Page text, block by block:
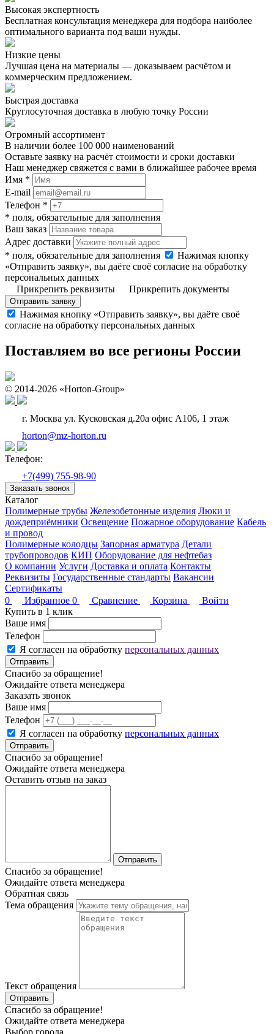
Высокая экспертность
Бесплатная консультация менеджера для подбора наиболее
оптимального варианта под ваши нужды.
Низкие цены
Лучшая цена на материалы — доказываем расчётом и
коммерческим предложением.
Быстрая доставка
Круглосуточная доставка в любую точку России
Огромный ассортимент
В наличии более 100 000 наименований
Оставьте заявку на расчёт стоимости и сроки доставки
Наш менеджер свяжется с вами в ближайшее рабочее время
Имя *
E-mail
Телефон *
* поля, обязательные для заполнения
Ваш заказ
Адрес доставки
* поля, обязательные для заполнения
Нажимая кнопку
«Отправить заявку», вы даёте своё согласие на обработку
персональных данных
Прикрепить реквизиты
Прикрепить документы
Отправить заявку
Нажимая кнопку «Отправить заявку», вы даёте своё
согласие на обработку персональных данных
Поставляем во все регионы России
© 2014-2026 «Horton-Group»
г. Москва ул. Кусковская д.20а офис А106, 1 этаж
horton@mz-horton.ru
Телефон:
+7(499) 755-98-90
Заказать звонок
Каталог
Полимерные трубы Железобетонные изделия Люки и
дождеприёмники Освещение Пожарное оборудование Кабель
и провод
Полимерные колодцы Запорная арматура Детали
трубопроводов КИП Оборудование для нефтебаз
О компании Услуги Доставка и оплата Контакты
Реквизиты Государственные стандарты Вакансии
Сертификаты
0
Избранное 0 Сравнение Корзина
Войти
Купить в 1 клик
Ваше имя
Телефон
Я согласен на обработку персональных данных
Отправить
Спасибо за обращение!
Ожидайте ответа менеджера
Заказать звонок
Ваше имя
Телефон
Я согласен на обработку персональных данных
Отправить
Спасибо за обращение!
Ожидайте ответа менеджера
Оставить отзыв на заказ
Отправить
Спасибо за обращение!
Ожидайте ответа менеджера
Обратная связь
Тема обращения
Текст обращения
Отправить
Спасибо за обращение!
Ожидайте ответа менеджера